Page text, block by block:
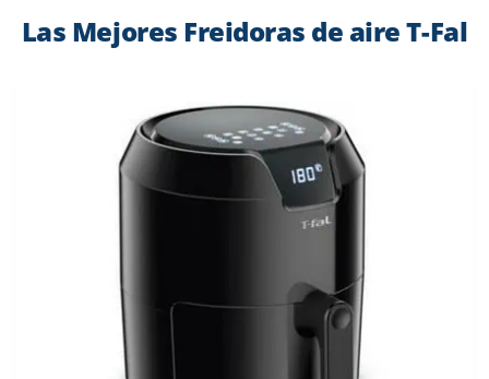
Las Mejores Freidoras de aire T-Fal